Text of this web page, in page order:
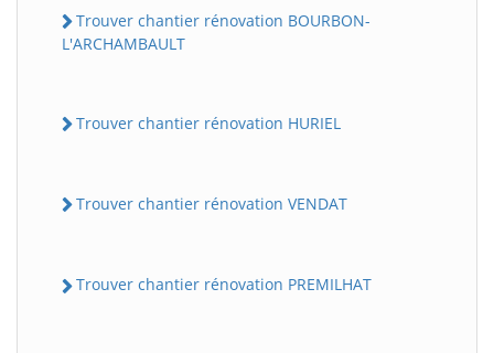
Trouver chantier rénovation BOURBON-
L'ARCHAMBAULT
Trouver chantier rénovation HURIEL
Trouver chantier rénovation VENDAT
Trouver chantier rénovation PREMILHAT